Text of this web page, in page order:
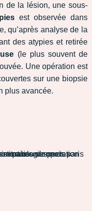
de la lésion, une sous-
est observée dans
qu’après analyse de la
des atypies et retirée
(le plus souvent de
Une opération est
sur une biopsie
plus avancée.